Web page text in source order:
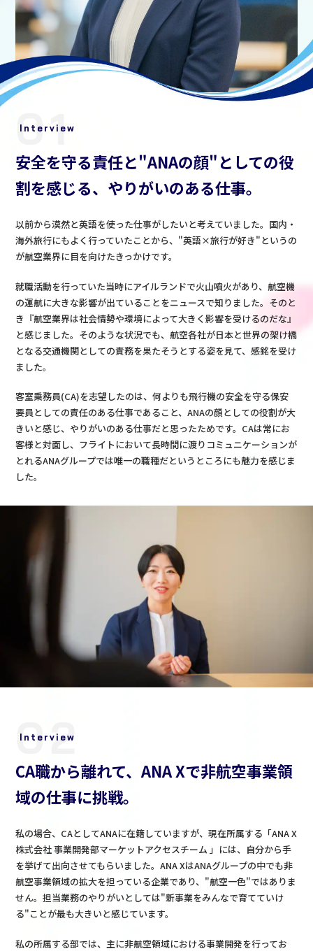
Interview
01
安全を守る責任と"ANAの顔"としての役
割を感じる、やりがいのある仕事。
以前から漠然と英語を使った仕事がしたいと考えていました。国内・
海外旅行にもよく行っていたことから、"英語×旅行が好き"というの
が航空業界に目を向けたきっかけです。
就職活動を行っていた当時にアイルランドで火山噴火があり、航空機
の運航に大きな影響が出ていることをニュースで知りました。そのと
き『航空業界は社会情勢や環境によって大きく影響を受けるのだな』
と感じました。そのような状況でも、航空各社が日本と世界の架け橋
となる交通機関としての責務を果たそうとする姿を見て、感銘を受け
ました。
客室乗務員(CA)を志望したのは、何よりも飛行機の安全を守る保安
要員としての責任のある仕事であること、ANAの顔としての役割が大
きいと感じ、やりがいのある仕事だと思ったためです。CAは常にお
客様と対面し、フライトにおいて長時間に渡りコミュニケーションが
とれるANAグループでは唯一の職種だというところにも魅力を感じま
した。
Interview
02
CA職から離れて、ANA Xで非航空事業領
域の仕事に挑戦。
私の場合、CAとしてANAに在籍していますが、現在所属する「ANA X
株式会社 事業開発部マーケットアクセスチーム 」には、自分から手
を挙げて出向させてもらいました。ANA XはANAグループの中でも非
航空事業領域の拡大を担っている企業であり、"航空一色"ではありま
せん。担当業務のやりがいとしては"新事業をみんなで育てていけ
る"ことが最も大きいと感じています。
私の所属する部では、主に非航空領域における事業開発を行ってお